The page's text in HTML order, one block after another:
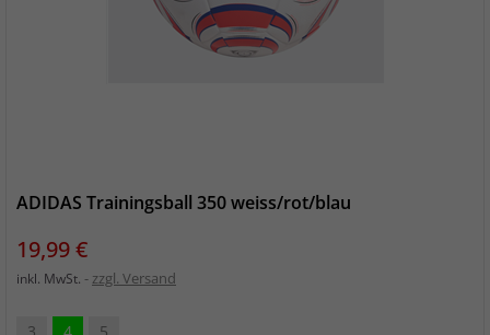
ADIDAS Trainingsball 350 weiss/rot/blau
Preis
19,99 €
inkl. MwSt. zzgl. Versand